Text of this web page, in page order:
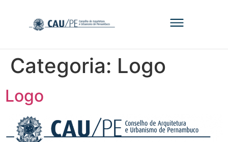
Categoria: Logo
Logo